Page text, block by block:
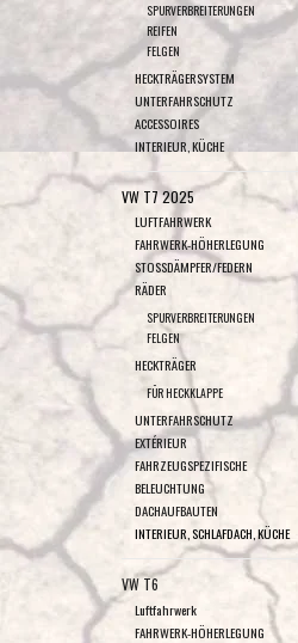
SPURVERBREITERUNGEN
REIFEN
FELGEN
HECKTRÄGERSYSTEM
UNTERFAHRSCHUTZ
ACCESSOIRES
INTERIEUR, KÜCHE
VW T7 2025
LUFTFAHRWERK
FAHRWERK-HÖHERLEGUNG
STOSSDÄMPFER/FEDERN
RÄDER
SPURVERBREITERUNGEN
FELGEN
HECKTRÄGER
FÜR HECKKLAPPE
UNTERFAHRSCHUTZ
EXTÉRIEUR
FAHRZEUGSPEZIFISCHE
BELEUCHTUNG
DACHAUFBAUTEN
INTERIEUR, SCHLAFDACH, KÜCHE
VW T6
Luftfahrwerk
FAHRWERK-HÖHERLEGUNG